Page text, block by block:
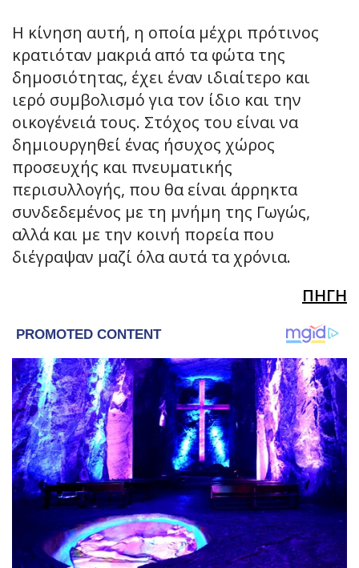
Η κίνηση αυτή, η οποία μέχρι πρότινος
κρατιόταν μακριά από τα φώτα της
δημοσιότητας, έχει έναν ιδιαίτερο και
ιερό συμβολισμό για τον ίδιο και την
οικογένειά τους. Στόχος του είναι να
δημιουργηθεί ένας ήσυχος χώρος
προσευχής και πνευματικής
περισυλλογής, που θα είναι άρρηκτα
συνδεδεμένος με τη μνήμη της Γωγώς,
αλλά και με την κοινή πορεία που
διέγραψαν μαζί όλα αυτά τα χρόνια.
ΠΗΓΗ